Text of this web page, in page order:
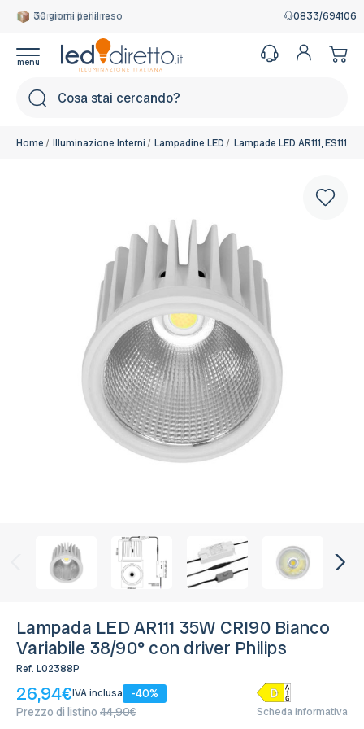
Garanzia Italiana 0833/694106
Home Illuminazione Interni Lampadine LED Lampade LED AR111, ES111 e
Lampada LED AR111 35W CRI90 Bianco
Variabile 38/90° con driver Philips
Ref. L02388P
26,94€IVA inclusa
-40%
Prezzo di listino 44,90€ Scheda informativa
Bianco Variabile CCT
Esaurito, tempo di riassortimento non definito